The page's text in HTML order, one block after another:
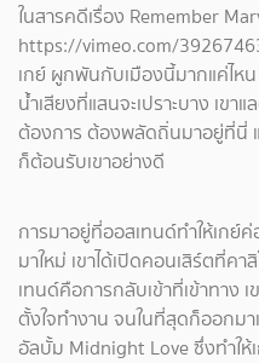
ในสารคดีเรื่อง Remember
https://vimeo.com/
เกย์ ผูกพันกับเมืองนี้มากแค่ไหน
น้ำเสียงที่แสนจะเปราะบาง เขา
ต้องการ ต้องพลัดถิ่นมาอยู่ที่นี่
ก็ต้อนรับเขาอย่างดี
การมาอยู่ที่ออสเทนด์ทำให้เกย์
มาใหม่ เขาได้เปิดคอนเสิร์ตที่ค
เทนด์คือการกลับเข้าที่เข้าทาง
ตั้งใจทำงาน จนในที่สุดก็ออกมา
อัลบั้ม Midnight Love ซึ่งทำให้